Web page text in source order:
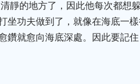
靜的地方了，因此他每次都想
坐功夫做到了，就像在海底一
鑽就愈向海底深處。因此要記